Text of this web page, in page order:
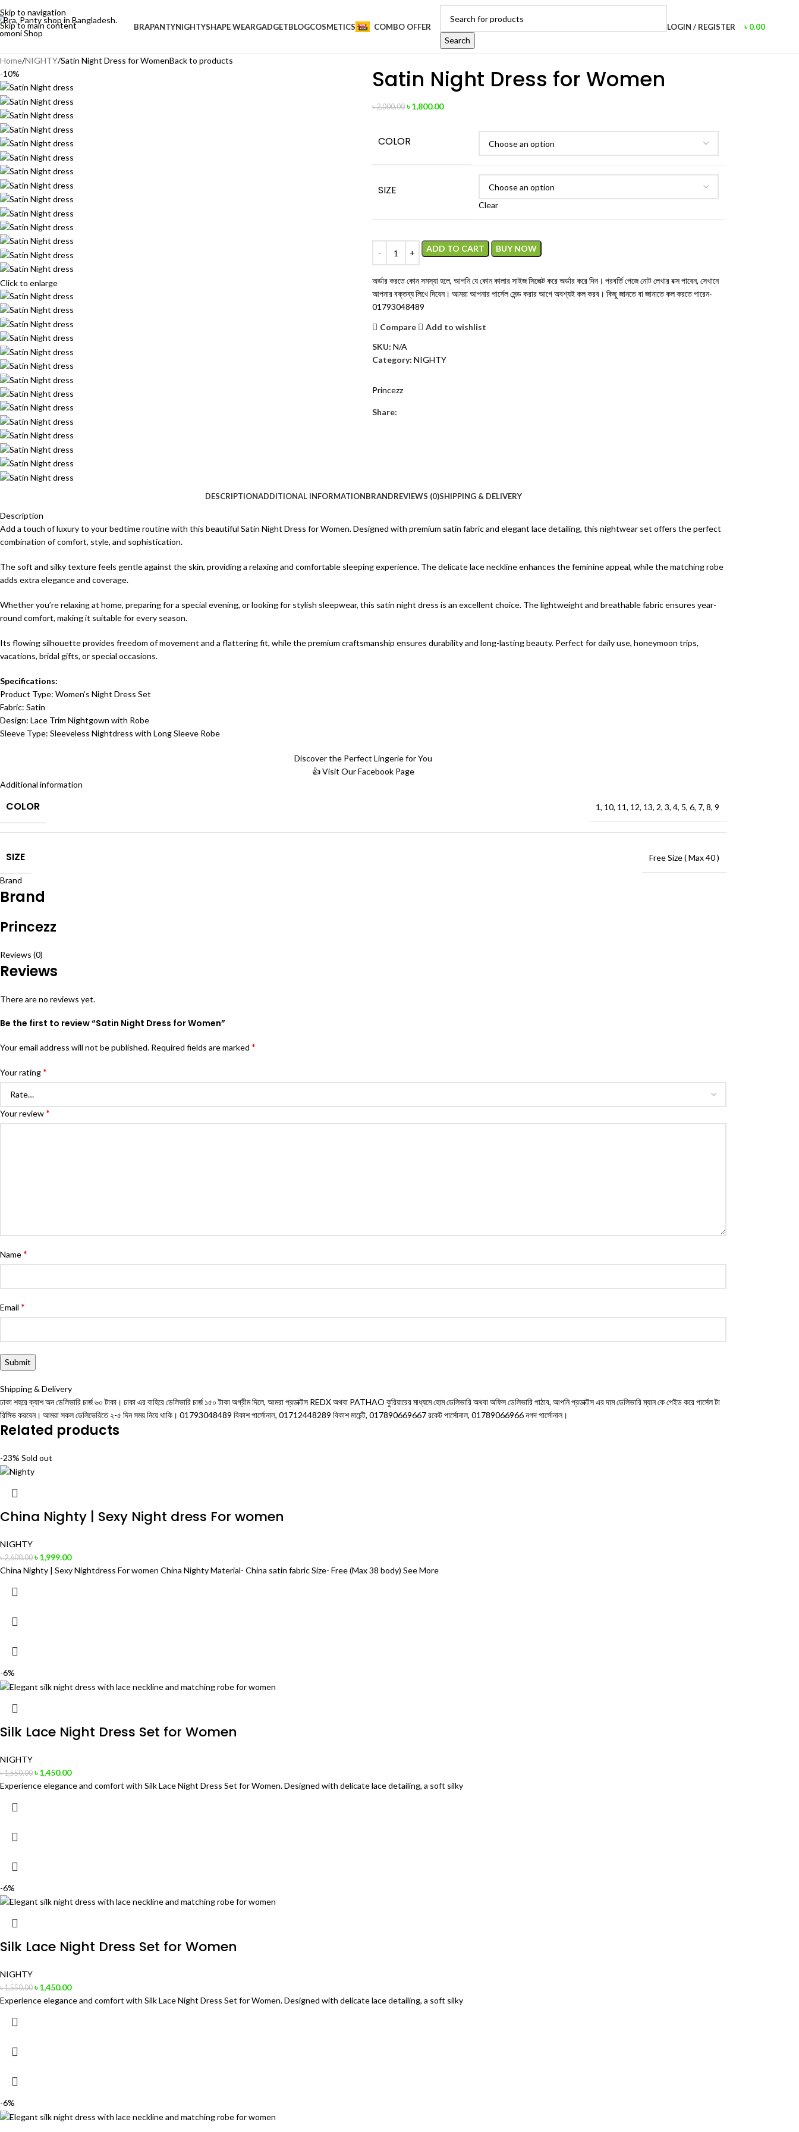
Skip to navigation
Skip to main content
BRAPANTYNIGHTYSHAPE WEARGADGETBLOGCOSMETICS COMBO OFFER
Search
LOGIN / REGISTER ৳0.00
Home NIGHTY Satin Night Dress for WomenBack to products
-10%
Click to enlarge
Satin Night Dress for Women
৳2,000.00 ৳1,800.00
COLOR
SIZE
Clear
ADD TO CART BUY NOW
অর্ডার করতে কোন সমস্যা হলে, আপনি যে কোন কালার সাইজ সিলেক্ট করে অর্ডার করে দিন। পরবর্তি পেজে নোট লেখার বক্স পাবেন, সেখানে
আপনার বক্তব্য লিখে দিবেন। আমরা আপনার পার্সেল সেন্ড করার আগে অবশ্যই কল করব। কিছু জানতে বা জানাতে কল করতে পারেন-
01793048489
Compare
Add to wishlist
SKU: N/A
Category: NIGHTY
Princezz
Share:
DESCRIPTIONADDITIONAL INFORMATIONBRANDREVIEWS (0)SHIPPING & DELIVERY
Description
Add a touch of luxury to your bedtime routine with this beautiful Satin Night Dress for Women. Designed with premium satin fabric and elegant lace detailing, this nightwear set offers the perfect
combination of comfort, style, and sophistication.
The soft and silky texture feels gentle against the skin, providing a relaxing and comfortable sleeping experience. The delicate lace neckline enhances the feminine appeal, while the matching robe
adds extra elegance and coverage.
Whether you’re relaxing at home, preparing for a special evening, or looking for stylish sleepwear, this satin night dress is an excellent choice. The lightweight and breathable fabric ensures year-
round comfort, making it suitable for every season.
Its flowing silhouette provides freedom of movement and a flattering fit, while the premium craftsmanship ensures durability and long-lasting beauty. Perfect for daily use, honeymoon trips,
vacations, bridal gifts, or special occasions.
Specifications:
Product Type: Women’s Night Dress Set
Fabric: Satin
Design: Lace Trim Nightgown with Robe
Sleeve Type: Sleeveless Nightdress with Long Sleeve Robe
Discover the Perfect Lingerie for You
👍 Visit Our Facebook Page
Additional information
COLOR 1, 10, 11, 12, 13, 2, 3, 4, 5, 6, 7, 8, 9
SIZE Free Size ( Max 40 )
Brand
Brand
Princezz
Reviews (0)
Reviews
There are no reviews yet.
Be the first to review “Satin Night Dress for Women”
Your email address will not be published. Required fields are marked *
Your rating*
Your review*
Name*
Email *
Shipping & Delivery
ঢাকা শহরে ক্যাশ অন ডেলিভারি চার্জ ৬০ টাকা। ঢাকা এর বাহিরে ডেলিভারি চার্জ ১৫০ টাকা অগ্রীম দিলে, আমরা প্রডাক্টস REDX অথবা PATHAO কুরিয়ারের মাধ্যমে হোম ডেলিভারি অথবা অফিস ডেলিভারি পাঠাব, আপনি প্রডাক্টস এর দাম ডেলিভারি ম্যান কে পেইড করে পার্সেল টা
রিসিভ করবেন। আমরা সকল ডেলিভেরিতে ২-৫ দিন সময় নিয়ে থাকি। 01793048489 বিকাশ পার্সোনাল, 01712448289 বিকাশ মার্চেন্ট, 017890669667 রকেট পার্সোনাল, 01789066966 নগদ পার্সোনাল।
Related products
-23% Sold out
China Nighty | Sexy Night dress For women
NIGHTY
৳2,600.00 ৳1,999.00
China Nighty | Sexy Nightdress For women China Nighty Material- China satin fabric Size- Free (Max 38 body) See More
-6%
Silk Lace Night Dress Set for Women
NIGHTY
৳1,550.00 ৳1,450.00
Experience elegance and comfort with Silk Lace Night Dress Set for Women. Designed with delicate lace detailing, a soft silky
-6%
Silk Lace Night Dress Set for Women
NIGHTY
৳1,550.00 ৳1,450.00
Experience elegance and comfort with Silk Lace Night Dress Set for Women. Designed with delicate lace detailing, a soft silky
-6%